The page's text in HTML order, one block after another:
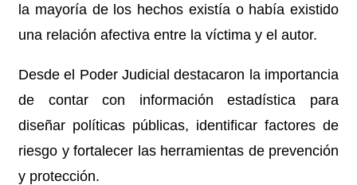
la mayoría de los hechos existía o había existido
una relación afectiva entre la víctima y el autor.
Desde el Poder Judicial destacaron la importancia
de contar con información estadística para
diseñar políticas públicas, identificar factores de
riesgo y fortalecer las herramientas de prevención
y protección.